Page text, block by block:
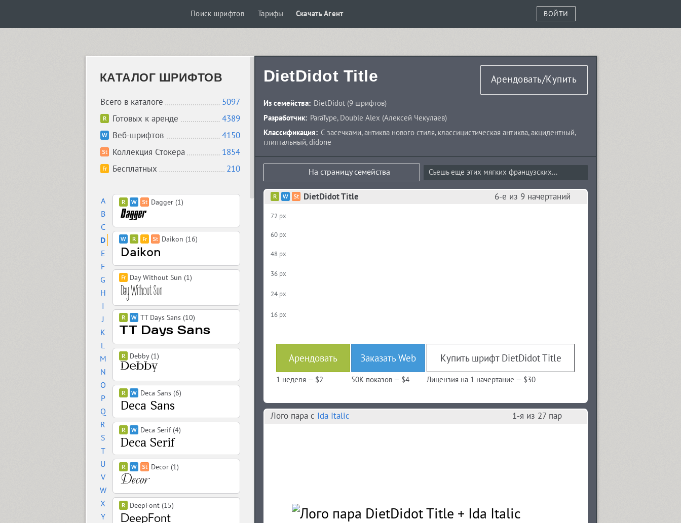
Поиск шрифтов Тарифы Скачать Агент ВОЙТИ
КАТАЛОГ ШРИФТОВ
Всего в каталоге
5097
Готовых к аренде
4389
Веб-шрифтов
4150
Коллекция Стокера
1854
Бесплатных
210
A
B
C
D
E
F
G
H
I
J
K
L
M
N
O
P
Q
R
S
T
U
V
W
X
Y
Dagger (1)
Daikon (16)
Day Without Sun (1)
TT Days Sans (10)
Debby (1)
Deca Sans (6)
Deca Serif (4)
Decor (1)
DeepFont (15)
DietDidot Title Арендовать/Купить
Из семейства: DietDidot (9 шрифтов)
Разработчик: ParaType, Double Alex (Алексей Чекулаев)
Классификация: С засечками,антиква нового стиля, классицистическая антиква,акцидентный,
глиптальный,didone
На страницу семейства Съешь еще этих мягких французских...
DietDidot Title 6-е из 9 начертаний
72 px
60 px
48 px
36 px
24 px
16 px
Арендовать
1 неделя — $2
Заказать Web
50K показов — $4
Купить шрифт DietDidot Title
Лицензия на 1 начертание — $30
Лого пара c Ida Italic 1-я из 27пар